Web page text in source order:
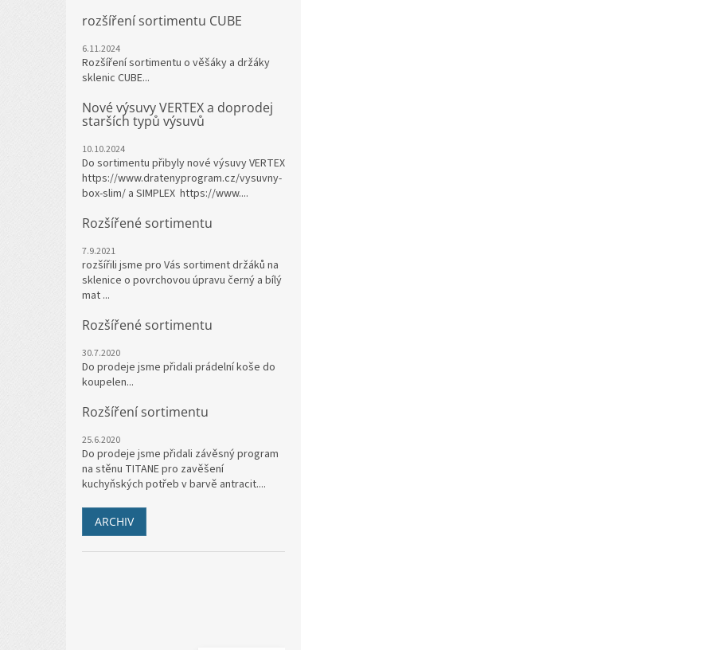
rozšíření sortimentu CUBE
6.11.2024
Rozšíření sortimentu o věšáky a držáky
sklenic CUBE...
Nové výsuvy VERTEX a doprodej
starších typů výsuvů
10.10.2024
Do sortimentu přibyly nové výsuvy VERTEX
https://www.dratenyprogram.cz/vysuvny-
box-slim/ a SIMPLEX https://www....
Rozšířené sortimentu
7.9.2021
rozšířili jsme pro Vás sortiment držáků na
sklenice o povrchovou úpravu černý a bílý
mat ...
Rozšířené sortimentu
30.7.2020
Do prodeje jsme přidali prádelní koše do
koupelen...
Rozšíření sortimentu
25.6.2020
Do prodeje jsme přidali závěsný program
na stěnu TITANE pro zavěšení
kuchyňských potřeb v barvě antracit....
ARCHIV